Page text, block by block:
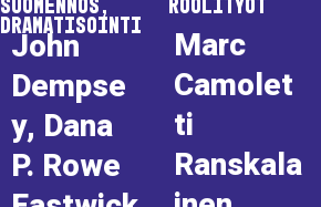
Suomennos,
Dramatisointi
John
Dempse
y, Dana
P. Rowe
Roolityöt
Marc
Camolet
ti
Ranskala